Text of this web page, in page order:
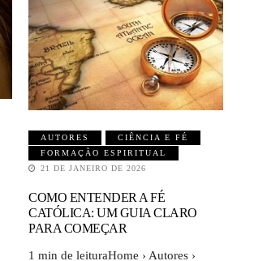
AUTORES
CIÊNCIA E FÉ
FORMAÇÃO ESPIRITUAL
21 DE JANEIRO DE 2026
COMO ENTENDER A FÉ
CATÓLICA: UM GUIA CLARO
PARA COMEÇAR
1 min de leituraHome › Autores ›